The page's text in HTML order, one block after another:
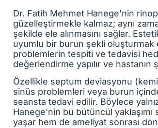
Dr. Fatih Mehmet Hanege’nin
güzelleştirmekle kalmaz; aynı
şekilde ele alınmasını sağlar.
uyumlu bir burun şekli oluşturmak
problemlerin tespiti ve tedavisi
değerlendirme yapılır ve hastanın
Özellikle septum deviasyonu
sinüs problemleri veya burun
seansta tedavi edilir. Böylece
Hanege’nin bu bütüncül
yaşar hem de ameliyat sonrası